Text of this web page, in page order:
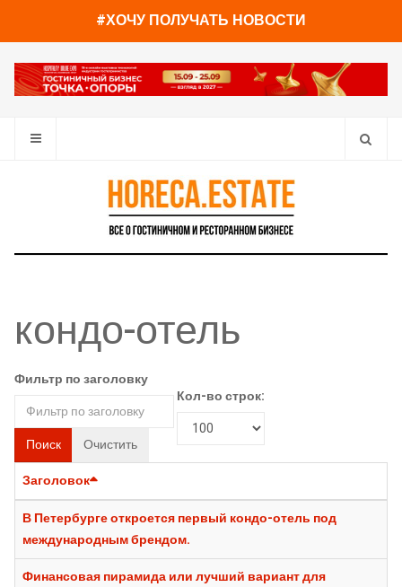
#ХОЧУ ПОЛУЧАТЬ НОВОСТИ
кондо-отель
Фильтр по заголовку
Поиск Очистить
Кол-во строк:
Заголовок
В Петербурге откроется первый кондо-отель под
международным брендом.
Финансовая пирамида или лучший вариант для